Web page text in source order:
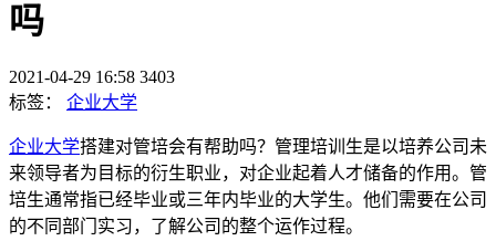
吗
2021-04-29 16:58 3403
标签：
企业大学
企业大学搭建对管培会有帮助吗？管理培训生是以培养公司未
来领导者为目标的衍生职业，对企业起着人才储备的作用。管
培生通常指已经毕业或三年内毕业的大学生。他们需要在公司
的不同部门实习，了解公司的整个运作过程。